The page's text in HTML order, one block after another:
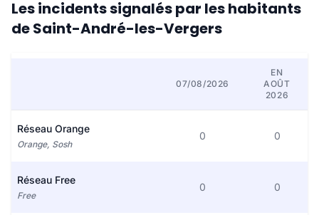
Les incidents signalés par les habitants
de Saint-André-les-Vergers
07/08/2026
EN
AOÛT
2026
Réseau Orange
Orange, Sosh
0 0
Réseau Free
Free
0 0